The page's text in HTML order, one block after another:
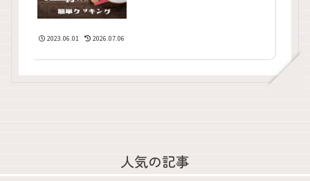
2023.06.01 2026.07.06
人気の記事